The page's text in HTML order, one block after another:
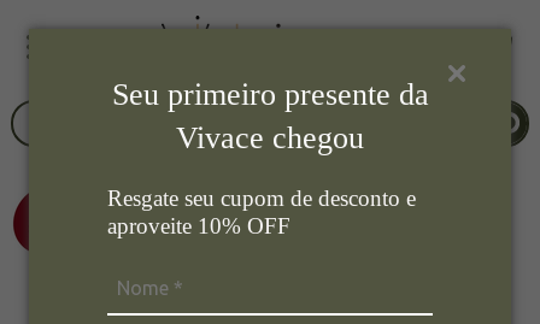
Seu primeiro presente da
Vivace chegou
Resgate seu cupom de desconto e
aproveite 10% OFF